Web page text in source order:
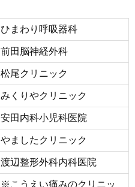
ひまわり呼吸器科
前田脳神経外科
松尾クリニック
みくりやクリニック
安田内科小児科医院
やましたクリニック
渡辺整形外科内科医院
※こうえい痛みのクリニッ